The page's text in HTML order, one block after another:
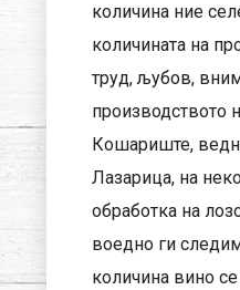
количина ние
количината на
труд, љубов,
производството
Кошариште,
Лазарица, на
обработка на
воедно ги
количина вино